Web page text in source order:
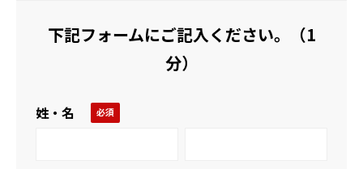
下記フォームにご記入ください。（1
分）
姓・名